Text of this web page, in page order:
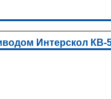
Интерскол КВ-